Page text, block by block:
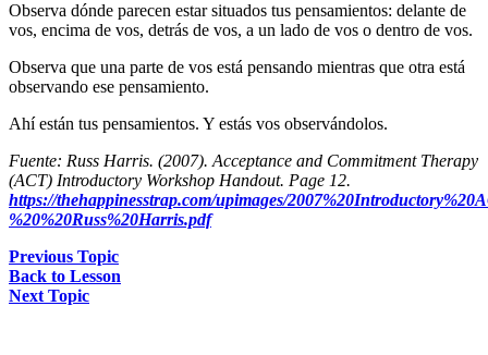
Observa dónde parecen estar situados tus pensamientos: delante de
vos, encima de vos, detrás de vos, a un lado de vos o dentro de vos.
Observa que una parte de vos está pensando mientras que otra está
observando ese pensamiento.
Ahí están tus pensamientos. Y estás vos observándolos.
Fuente: Russ Harris. (2007). Acceptance and Commitment Therapy
(ACT) Introductory Workshop Handout. Page 12.
https://thehappinesstrap.com/upimages/
%20%20Russ%20Harris.pdf
Previous Topic
Back to Lesson
Next Topic